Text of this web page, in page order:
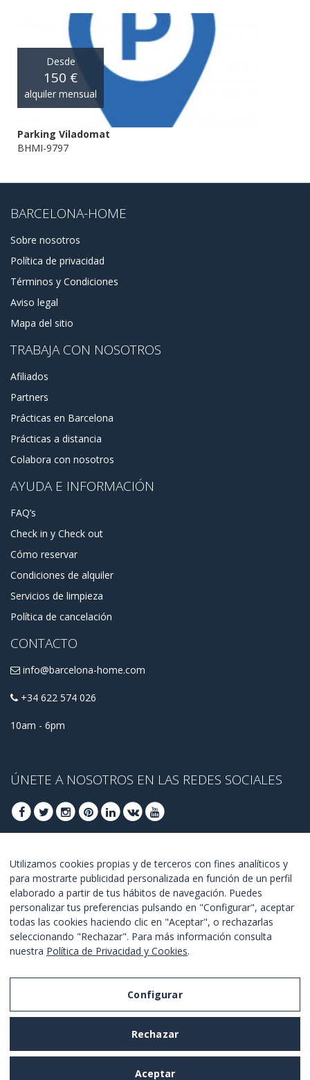
Desde
150 €
alquiler mensual
Parking Viladomat
BHMI-9797
BARCELONA-HOME
Sobre nosotros
Política de privacidad
Términos y Condiciones
Aviso legal
Mapa del sitio
TRABAJA CON NOSOTROS
Afiliados
Partners
Prácticas en Barcelona
Prácticas a distancia
Colabora con nosotros
AYUDA E INFORMACIÓN
FAQ’s
Check in y Check out
Cómo reservar
Condiciones de alquiler
Servicios de limpieza
Política de cancelación
CONTACTO
info@barcelona-home.com
+34 622 574 026
10am - 6pm
ÚNETE A NOSOTROS EN LAS REDES SOCIALES
ÚNETE PARA OBTENER OFERTAS DE ÚLTIMO
MINUTO
UNETE
Estoy de acuerdo con los términos y condiciones
Utilizamos cookies propias y de terceros con fines analíticos y
para mostrarte publicidad personalizada en función de un perfil
elaborado a partir de tus hábitos de navegación. Puedes
personalizar tus preferencias pulsando en "Configurar", aceptar
todas las cookies haciendo clic en "Aceptar", o rechazarlas
seleccionando "Rechazar". Para más información consulta
nuestra Política de Privacidad y Cookies.
Configurar
Rechazar
Aceptar
Aviso Legal
Política de Privacidad y Cookies
Términos y Condiciones de Uso